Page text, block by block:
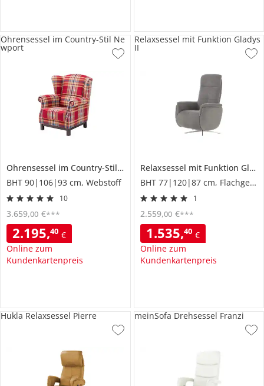
Ohrensessel im Country-StilNewport
BHT 90|106|93 cm, Webstoff
10
2.195,40 €
Online zum
Kundenkartenpreis
3.659,00 €***
Ohrensessel im Country-Stil Ne
wport
Relaxsessel mit Funktion Gladys II
BHT 77|120|87 cm, Flachgewebe
1
1.535,40 €
Online zum
Kundenkartenpreis
2.559,00 €***
Relaxsessel mit Funktion Gladys
II
Hukla Relaxsessel Pierre meinSofa Drehsessel Franzi